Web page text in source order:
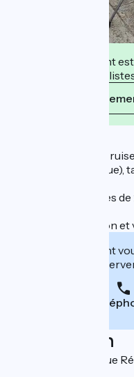
Cet établissement
accueillir des
Voir ses
Location de vélo :
assistance électrique),
Location de Rosalies
Atelier de réparation
Cet établissement
leur site pour
Localisation
Mail de Rochelongue